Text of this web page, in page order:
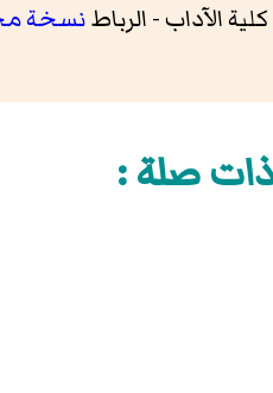
الآداب - الرباطنسخة
صلة :